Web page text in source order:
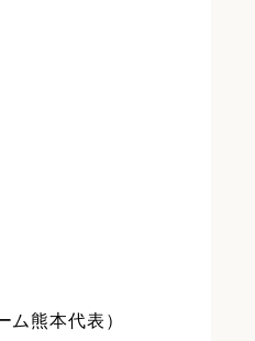
熊本代表）